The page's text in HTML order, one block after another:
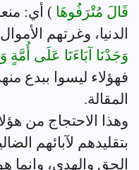
قَالَ مُتْرَفُوهَا ) أي:
الدنيا، وغرتهم
وَجَدْنَا آبَاءَنَا عَلَى أُمَّةٍ
فهؤلاء ليسوا ببدع
المقالة.
وهذا الاحتجاج من
بتقليدهم لآبائهم
الحق والهدى،